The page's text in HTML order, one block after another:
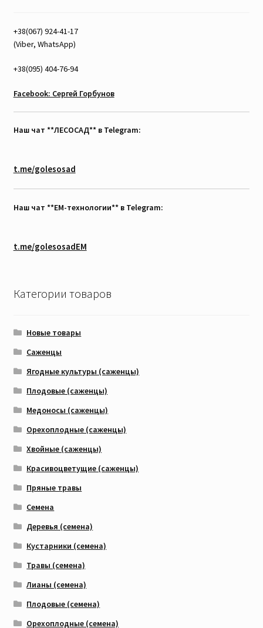
+38(067) 924-41-17
(Viber, WhatsApp)
+38(095) 404-76-94
Facebook: Сергей Горбунов
Наш чат **ЛЕСОСАД** в Telegram:
t.me/golesosad
Наш чат **EM-технологии** в Telegram:
t.me/golesosadEM
Категории товаров
Новые товары
Саженцы
Ягодные культуры (саженцы)
Плодовые (саженцы)
Медоносы (саженцы)
Орехоплодные (саженцы)
Хвойные (саженцы)
Красивоцветущие (саженцы)
Пряные травы
Семена
Деревья (семена)
Кустарники (семена)
Травы (семена)
Лианы (семена)
Плодовые (семена)
Орехоплодные (семена)